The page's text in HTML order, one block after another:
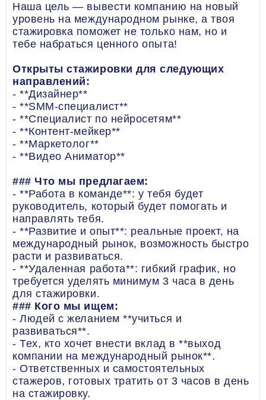
Наша цель — вывести компанию на новый
уровень на международном рынке, а твоя
стажировка поможет не только нам, но и
тебе набраться ценного опыта!
Открыты стажировки для следующих
направлений:
- **Дизайнер**
- **SMM-специалист**
- **Специалист по нейросетям**
- **Контент-мейкер**
- **Маркетолог**
- **Видео Аниматор**
### Что мы предлагаем:
- **Работа в команде**: у тебя будет
руководитель, который будет помогать и
направлять тебя.
- **Развитие и опыт**: реальные проект, на
международный рынок, возможность быстро
расти и развиваться.
- **Удаленная работа**: гибкий график, но
требуется уделять минимум 3 часа в день
для стажировки.
### Кого мы ищем:
- Людей с желанием **учиться и
развиваться**.
- Тех, кто хочет внести вклад в **выход
компании на международный рынок**.
- Ответственных и самостоятельных
стажеров, готовых тратить от 3 часов в день
на стажировку.